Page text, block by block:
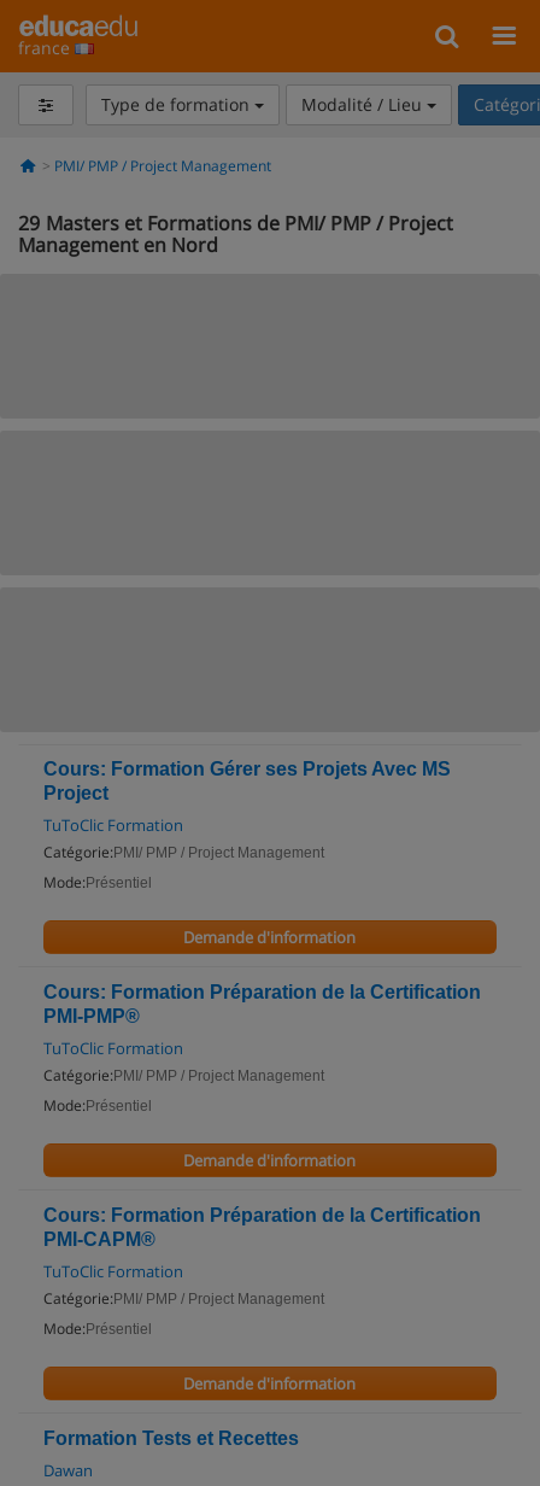
france
Type de formation Modalité / Lieu
PMI/ PMP / Project Management
29 Masters et Formations de PMI/ PMP / Project
Management en Nord
Cours: Formation Gérer ses Projets Avec MS
Project
TuToClic Formation
Catégorie: PMI/ PMP / Project Management
Mode: Présentiel
Demande d'information
Cours: Formation Préparation de la Certification
PMI-PMP®
TuToClic Formation
Catégorie: PMI/ PMP / Project Management
Mode: Présentiel
Demande d'information
Cours: Formation Préparation de la Certification
PMI-CAPM®
TuToClic Formation
Catégorie: PMI/ PMP / Project Management
Mode: Présentiel
Demande d'information
Formation Tests et Recettes
Dawan